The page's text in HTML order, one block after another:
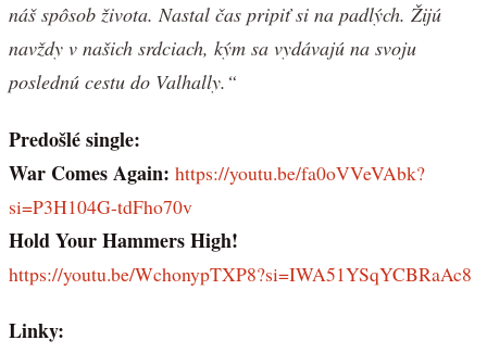
náš spôsob života. Nastal čas pripiť si na padlých. Žijú
navždy v našich srdciach, kým sa vydávajú na svoju
poslednú cestu do Valhally.“
Predošlé single:
War Comes Again: https://youtu.be/fa0oVVeVAbk?
si=P3H104G-tdFho70v
Hold Your Hammers High!
https://youtu.be/WchonypTXP8?si=IWA51YSqYCBRaAc8
Linky: